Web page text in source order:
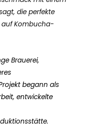
die perfekte
auf Kombucha-
Brauerei,
begann als
entwickelte